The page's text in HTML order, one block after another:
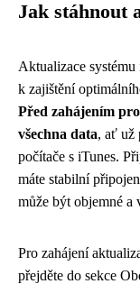
Jak stáhnout
Aktualizace
k zajištění
Před zahájením
všechna data, ať už
počítače s iTunes.
máte stabilní
může být objemné a
Pro zahájení
přejděte do sekce